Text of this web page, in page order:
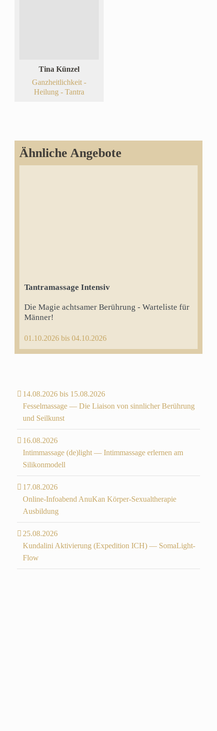
Tina Künzel
Ganzheitlichkeit -
Heilung - Tantra
Ähnliche Angebote
Tantramassage Intensiv
Die Magie achtsamer Berührung - Warteliste für
Männer!
01.10.2026 bis 04.10.2026
14.08.2026 bis 15.08.2026
Fesselmassage — Die Liaison von sinnlicher Berührung
und Seilkunst
16.08.2026
Intimmassage (de)light — Intimmassage erlernen am
Silikonmodell
17.08.2026
Online-Infoabend AnuKan Körper-Sexualtherapie
Ausbildung
25.08.2026
Kundalini Aktivierung (Expedition ICH) — SomaLight-
Flow